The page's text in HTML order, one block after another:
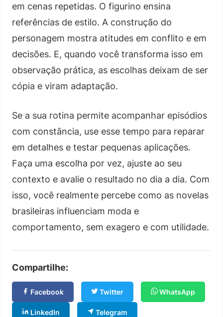
em cenas repetidas. O figurino ensina
referências de estilo. A construção do
personagem mostra atitudes em conflito e em
decisões. E, quando você transforma isso em
observação prática, as escolhas deixam de ser
cópia e viram adaptação.
Se a sua rotina permite acompanhar episódios
com constância, use esse tempo para reparar
em detalhes e testar pequenas aplicações.
Faça uma escolha por vez, ajuste ao seu
contexto e avalie o resultado no dia a dia. Com
isso, você realmente percebe como as novelas
brasileiras influenciam moda e
comportamento, sem exagero e com utilidade.
Compartilhe:
Facebook Twitter WhatsApp
LinkedIn Telegram